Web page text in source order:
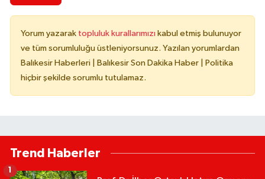
Yorum yazarak topluluk kurallarımızı kabul etmiş bulunuyor
ve tüm sorumluluğu üstleniyorsunuz. Yazılan yorumlardan
Balıkesir Haberleri | Balıkesir Son Dakika Haber | Politika
hiçbir şekilde sorumlu tutulamaz.
Trend Haberler
1